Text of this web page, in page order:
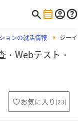
ョンの就活情報 ジー
・Webテスト・
お気に入り (23)